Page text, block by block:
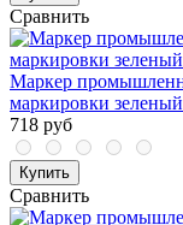
Сравнить
Маркер
маркировки
718 руб
Купить
Сравнить